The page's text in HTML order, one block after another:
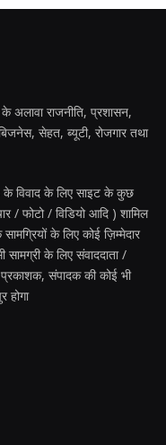
अलावा राजनीति, प्रशासन,
सेहत, ब्यूटी, रोजगार तथा
के विवाद के लिए साइट के कुछ
/ फोटो / विडियो आदि ) शामिल
के लिए कोई ज़िम्मेदार
सामग्री के लिए संवाददाता /
प्रकाशक, संपादक की कोई भी
होगा